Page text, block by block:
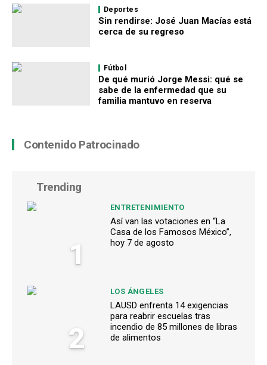
Deportes
Sin rendirse: José Juan Macías está
cerca de su regreso
Fútbol
De qué murió Jorge Messi: qué se
sabe de la enfermedad que su
familia mantuvo en reserva
Contenido Patrocinado
Trending
1
ENTRETENIMIENTO
Así van las votaciones en “La
Casa de los Famosos México”,
hoy 7 de agosto
2
LOS ÁNGELES
LAUSD enfrenta 14 exigencias
para reabrir escuelas tras
incendio de 85 millones de libras
de alimentos